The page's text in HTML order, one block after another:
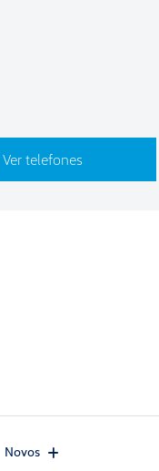
Ver telefones
Novos